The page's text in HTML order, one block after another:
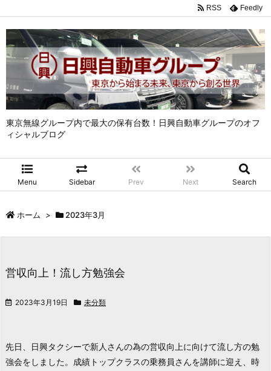
東京無線グループ内で最大の保有台数！日興自動車グループのオフ
ィシャルブログ
Menu Sidebar Prev Next Search
RSS Feedly
ホーム > 2023年3月
営収向上！流し方勉強会
2023年3月19日 未分類
先日、日興タクシーで新人さんの為の営収向上に向けて流し方の勉
強会をしました。 成績トップクラスの乗務員さんを講師に迎え、時